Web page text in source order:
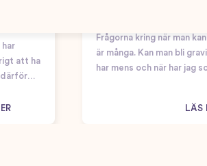
har
att ha
därför
Vad
Frågorna kring när man
är många. Kan man bli
har mens och när har jag
LÄS